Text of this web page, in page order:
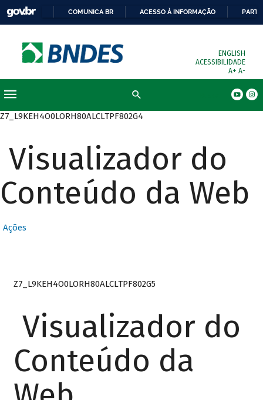
COMUNICA BR ACESSO À INFORMAÇÃO
ENGLISH
ACESSIBILIDADE
A+ A-
Z7_L9KEH4O0LORH80ALCLTPF802G4
Visualizador do
Conteúdo da Web
Ações
Z7_L9KEH4O0LORH80ALCLTPF802G5
Visualizador do
Conteúdo da